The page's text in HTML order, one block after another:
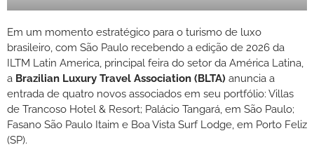
Em um momento estratégico para o turismo de luxo
brasileiro, com São Paulo recebendo a edição de 2026 da
ILTM Latin America, principal feira do setor da América Latina,
a Brazilian Luxury Travel Association (BLTA) anuncia a
entrada de quatro novos associados em seu portfólio: Villas
de Trancoso Hotel & Resort; Palácio Tangará, em São Paulo;
Fasano São Paulo Itaim e Boa Vista Surf Lodge, em Porto Feliz
(SP).